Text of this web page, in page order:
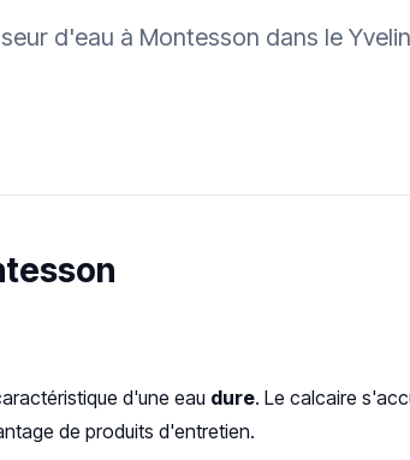
d'eau à Montesson dans le
d'une eau dure. Le calcaire
de produits d'entretien.